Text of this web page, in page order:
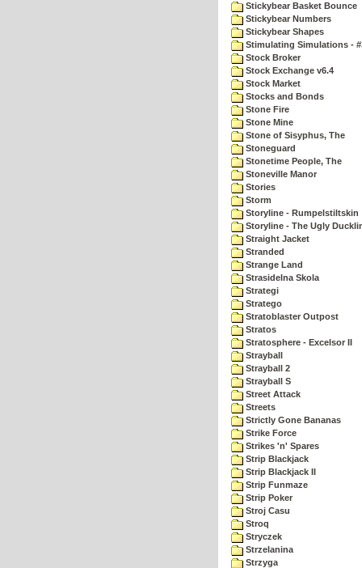
Stickybear Basket Bounce
Stickybear Numbers
Stickybear Shapes
Stimulating Simulations -
Stock Broker
Stock Exchange v6.4
Stock Market
Stocks and Bonds
Stone Fire
Stone Mine
Stone of Sisyphus, The
Stoneguard
Stonetime People, The
Stoneville Manor
Stories
Storm
Storyline - Rumpelstiltskin
Storyline - The Ugly
Straight Jacket
Stranded
Strange Land
Strasidelna Skola
Strategi
Stratego
Stratoblaster Outpost
Stratos
Stratosphere - Excelsor II
Strayball
Strayball 2
Strayball S
Street Attack
Streets
Strictly Gone Bananas
Strike Force
Strikes 'n' Spares
Strip Blackjack
Strip Blackjack II
Strip Funmaze
Strip Poker
Stroj Casu
Stroq
Stryczek
Strzelanina
Strzyga